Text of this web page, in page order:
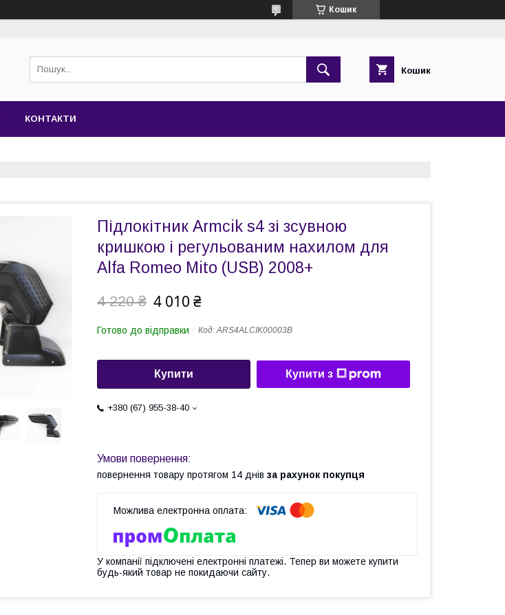
Кошик
Кошик
КОНТАКТИ
Підлокітник Armcik s4 зі зсувною
кришкою і регульованим нахилом для
Alfa Romeo Mito (USB) 2008+
4 220 ₴ 4 010 ₴
Готово до відправки Код:ARS4ALCIK00003B
Купити Купити з
+380 (67) 955-38-40
повернення товару протягом 14 днів за рахунок покупця
У компанії підключені електронні платежі. Тепер ви можете купити
будь-який товар не покидаючи сайту.